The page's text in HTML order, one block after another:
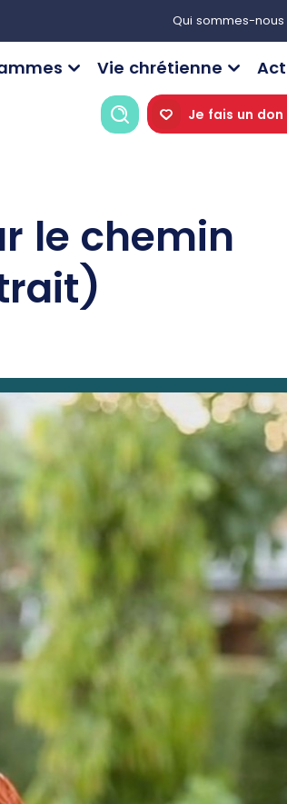
Qui sommes-nous
Vie chrétienne
RechercheJe fais un don
le chemin